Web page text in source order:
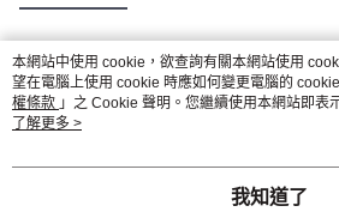
熱門標籤
本網站中使用 cookie，欲查詢有關本網站使用
望在電腦上使用 cookie 時應如何變更電腦的
權條款 」之 Cookie 聲明。您繼續使用本網站即表
用條款之 Cookie 聲明使用 cookie。
了解更多 >
我知道了